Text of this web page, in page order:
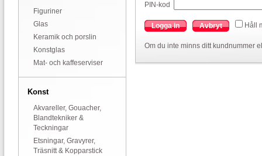
Figuriner
Glas
Keramik och porslin
Konstglas
Mat- och kaffeserviser
Konst
Akvareller, Gouacher,
Blandtekniker &
Teckningar
Etsningar, Gravyrer,
Träsnitt & Kopparstick
PIN-kod
Logga in Avbryt Håll
Om du inte minns ditt kundnummer